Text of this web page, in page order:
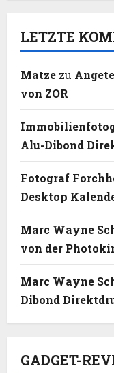
LETZTE
Matze zu
von ZOR
Alu-Dibond
Fotograf
Desktop
Marc Wayne
von der
Marc Wayne
Dibond
GADGET-